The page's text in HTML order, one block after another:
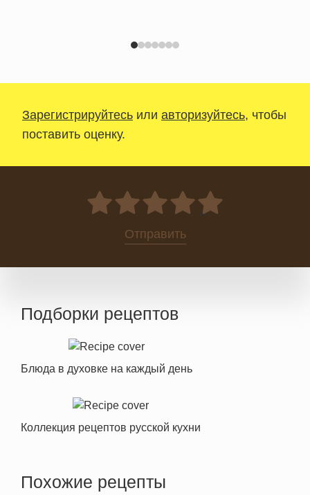
Зарегистрируйтесь или авторизуйтесь, чтобы
поставить оценку.
0
Отправить
Подборки рецептов
Блюда в духовке на каждый день
Коллекция рецептов русской кухни
Похожие рецепты